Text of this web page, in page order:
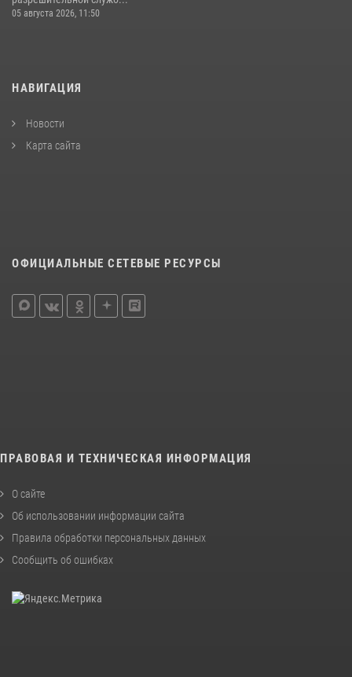
05 августа 2026, 11:50
НАВИГАЦИЯ
Новости
Карта сайта
ОФИЦИАЛЬНЫЕ СЕТЕВЫЕ РЕСУРСЫ
ПРАВОВАЯ И ТЕХНИЧЕСКАЯ ИНФОРМАЦИЯ
О сайте
Об использовании информации сайта
Правила обработки персональных данных
Сообщить об ошибках